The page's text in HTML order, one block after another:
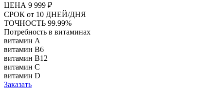
ЦЕНА 9 999 ₽
СРОК от 10 ДНЕЙ/ДНЯ
ТОЧНОСТЬ 99.99%
Потребность в витаминах
витамин А
витамин В6
витамин В12
витамин С
витамин D
Заказать